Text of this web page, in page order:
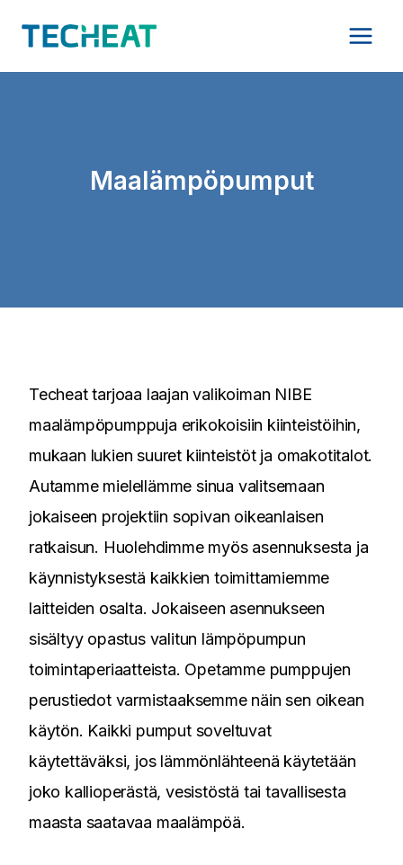
sisältöön
Maalämpöpumput
Techeat tarjoaa laajan valikoiman NIBE
maalämpöpumppuja erikokoisiin kiinteistöihin,
mukaan lukien suuret kiinteistöt ja omakotitalot.
Autamme mielellämme sinua valitsemaan
jokaiseen projektiin sopivan oikeanlaisen
ratkaisun. Huolehdimme myös asennuksesta ja
käynnistyksestä kaikkien toimittamiemme
laitteiden osalta. Jokaiseen asennukseen
sisältyy opastus valitun lämpöpumpun
toimintaperiaatteista. Opetamme pumppujen
perustiedot varmistaaksemme näin sen oikean
käytön. Kaikki pumput soveltuvat
käytettäväksi, jos lämmönlähteenä käytetään
joko kallioperästä, vesistöstä tai tavallisesta
maasta saatavaa maalämpöä.